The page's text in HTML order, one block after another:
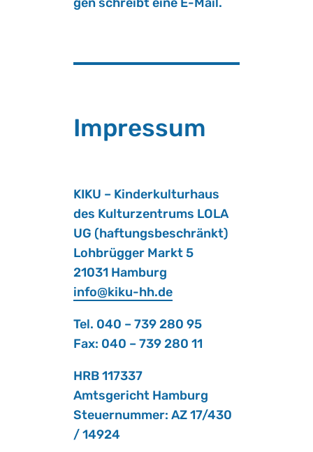
Im­pres­sum
KIKU – Kin­der­kul­tur­haus
des Kul­tur­zen­trums LOLA
UG (haf­tungs­be­schränkt)
Loh­brüg­ger Markt 5
21031 Ham­burg
info@​kiku-​hh.​de
Tel. 040 – 739 280 95
Fax: 040 – 739 280 11
HRB 117337
Amts­ge­richt Ham­burg
Steu­er­num­mer: AZ 17/430
/ 14924